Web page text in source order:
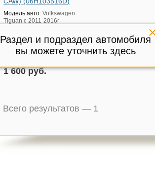
Раздел и подраздел автомобиля
вы можете уточнить здесь
Модель авто: Volkswagen
Tiguan с 2011-2016г
Артикул:06H103516D
Состояние:Отличное,
1 600 руб.
Всего результатов — 1